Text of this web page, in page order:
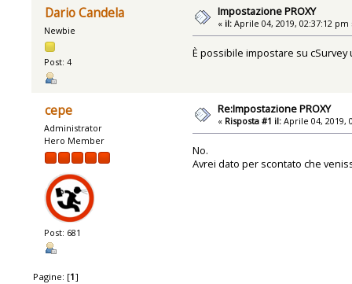
Dario Candela
Newbie
Post: 4
Impostazione PROXY
« il: Aprile 04, 2019, 02:37:12 pm
È possibile impostare su
cepe
Administrator
Hero Member
Post: 681
Re:Impostazione PROXY
« Risposta #1 il: Aprile 04, 2019,
No.
Avrei dato per scontato che
Pagine: [1]